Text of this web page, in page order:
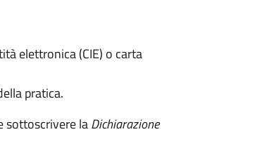
elettronica (CIE) o carta
pratica.
sottoscrivere laDichiarazione